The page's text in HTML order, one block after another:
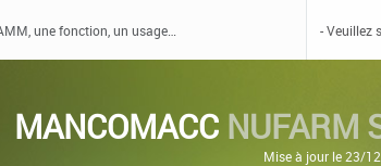
MANCOMACC NUFARM
Mise à jour le 23/